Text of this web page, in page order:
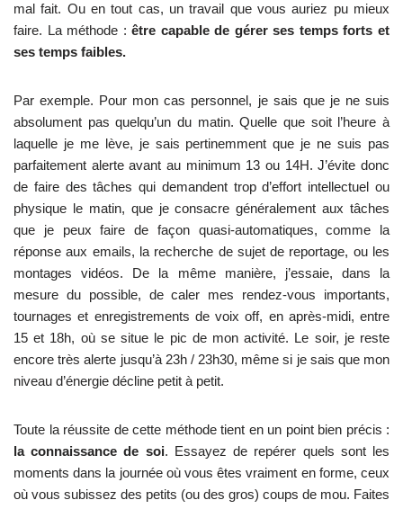
mal fait. Ou en tout cas, un travail que vous auriez pu mieux
faire. La méthode :être capable de gérer ses temps forts et
ses temps faibles.
Par exemple. Pour mon cas personnel, je sais que je ne suis
absolument pas quelqu’un du matin. Quelle que soit l’heure à
laquelle je me lève, je sais pertinemment que je ne suis pas
parfaitement alerte avant au minimum 13 ou 14H. J’évite donc
de faire des tâches qui demandent trop d’effort intellectuel ou
physique le matin, que je consacre généralement aux tâches
que je peux faire de façon quasi-automatiques, comme la
réponse aux emails, la recherche de sujet de reportage, ou les
montages vidéos. De la même manière, j’essaie, dans la
mesure du possible, de caler mes rendez-vous importants,
tournages et enregistrements de voix off, en après-midi, entre
15 et 18h, où se situe le pic de mon activité. Le soir, je reste
encore très alerte jusqu’à 23h / 23h30, même si je sais que mon
niveau d’énergie décline petit à petit.
Toute la réussite de cette méthode tient en un point bien précis :
la connaissance de soi. Essayez de repérer quels sont les
moments dans la journée où vous êtes vraiment en forme, ceux
où vous subissez des petits (ou des gros) coups de mou. Faites